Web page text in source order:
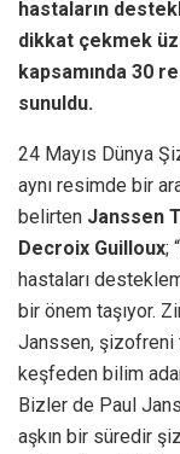
hastaların
dikkat çekmek
kapsamında 30
sunuldu.
24 Mayıs Dünya
aynı resimde bir
belirten Janssen
Decroix Guilloux;
hastaları
bir önem taşıyor.
Janssen,
keşfeden bilim
Bizler de Paul
aşkın bir süredir